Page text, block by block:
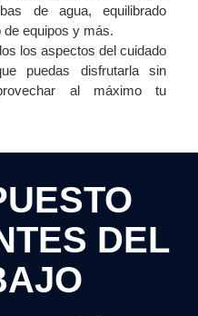
de agua, equilibrado
equipos y más.
los aspectos del cuidado
puedas disfrutarla sin
al máximo tu
DEL